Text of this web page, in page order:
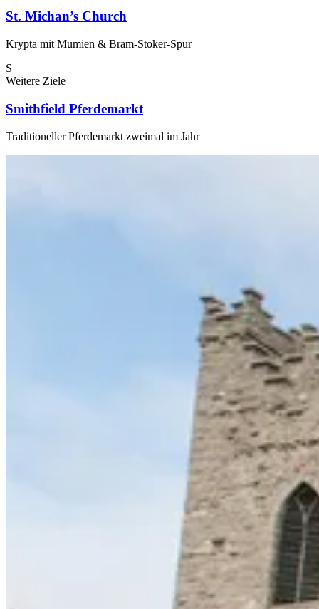
St. Michan’s Church
Krypta mit Mumien & Bram-Stoker-Spur
S
Weitere Ziele
Smithfield Pferdemarkt
Traditioneller Pferdemarkt zweimal im Jahr